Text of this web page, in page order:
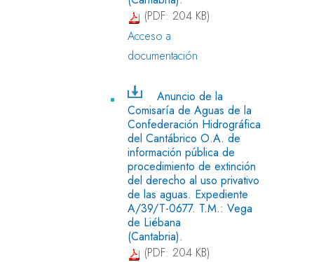
(PDF: 204 KB)
Acceso a
documentación
Anuncio de la
Comisaría de Aguas de la
Confederación Hidrográfica
del Cantábrico O.A. de
información pública de
procedimiento de extinción
del derecho al uso privativo
de las aguas. Expediente
A/39/T-0677. T.M.: Vega
de Liébana
(Cantabria).
(PDF: 204 KB)